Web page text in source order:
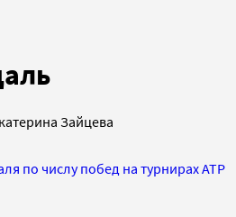
Зайцева
по числу побед на турнирах ATP